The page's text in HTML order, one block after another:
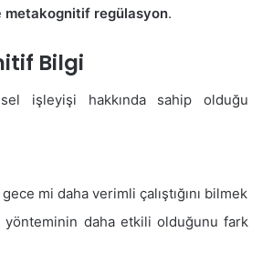
metakognitif regülasyon.
Bilgi
işleyişi hakkında sahip olduğu
mi daha verimli çalıştığını bilmek
yönteminin daha etkili olduğunu fark